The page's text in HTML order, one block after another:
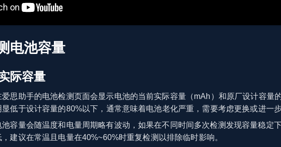
电池容量
际容量
爱思助手的电池检测页面会显示电池的当前实际容量（mAh）和原厂设计容量
低于设计容量的80%以下，通常意味着电池老化严重，需要考虑更换或进一步
池容量会随温度和电量周期略有波动，如果在不同时间多次检测发现容量稳定
建议在常温且电量在40%~60%时重复检测以排除临时影响。